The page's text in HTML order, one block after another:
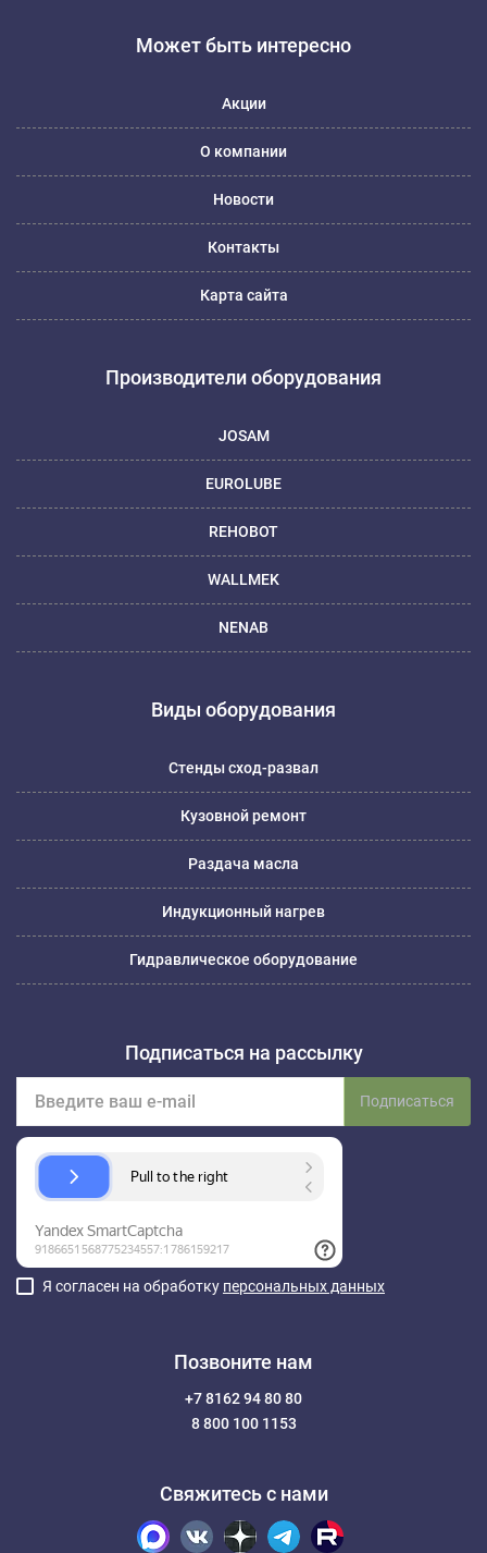
Может быть интересно
Акции
О компании
Новости
Контакты
Карта сайта
Производители оборудования
JOSAM
EUROLUBE
REHOBOT
WALLMEK
NENAB
Виды оборудования
Стенды сход-развал
Кузовной ремонт
Раздача масла
Индукционный нагрев
Гидравлическое оборудование
Подписаться на рассылку
Подписаться
Я согласен на обработку персональных данных
Позвоните нам
+7 8162 94 80 80
8 800 100 1153
Свяжитесь с нами